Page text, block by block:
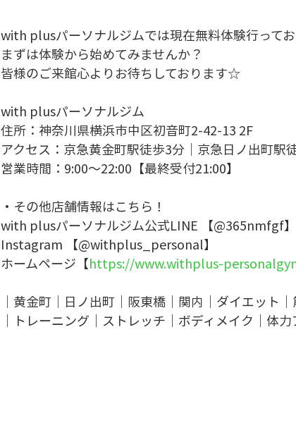
with plusパーソナルジムでは現在無料体験行ってお
まずは体験から始めてみませんか？
皆様のご来館心よりお待ちしております☆
with plusパーソナルジム
住所：神奈川県横浜市中区初音町2-42-13 2F
アクセス：京急黄金町駅徒歩3分｜京急日ノ出町駅
営業時間：9:00～22:00【最終受付21:00】
・その他店舗情報はこちら！
with plusパーソナルジム公式LINE 【@365nmfgf】
Instagram 【@withplus_personal】
ホームページ【https://www.withplus-
｜黄金町｜日ノ出町｜阪東橋｜関内｜ダイエット
｜トレーニング｜ストレッチ｜ボディメイク｜体